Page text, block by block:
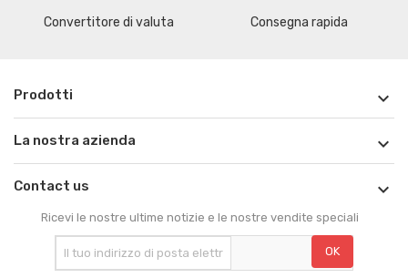
Convertitore di valuta Consegna rapida
Prodotti 
La nostra azienda 
Contact us 
Ricevi le nostre ultime notizie e le nostre vendite speciali